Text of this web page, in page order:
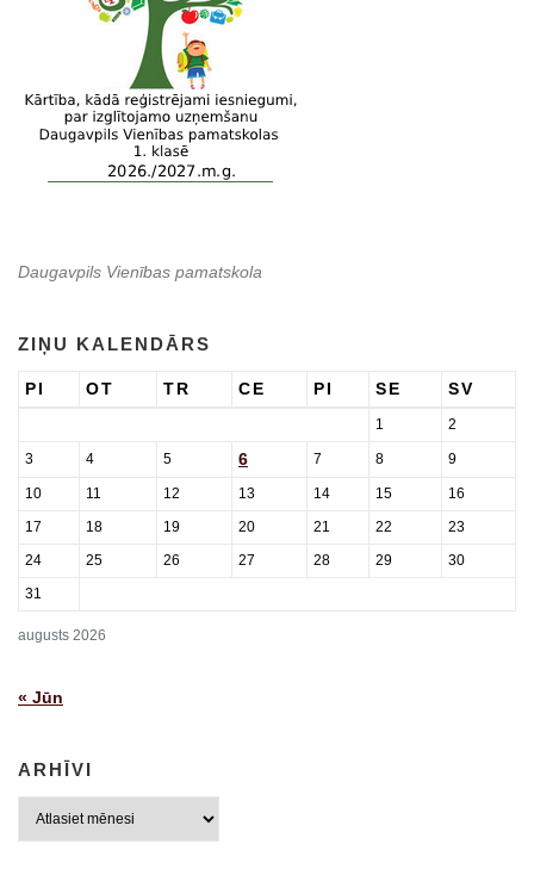
Daugavpils Vienības pamatskola
ZIŅU KALENDĀRS
augusts 2026
PI OT TR CE PI SE SV
1 2
3 4 5 6 7 8 9
10 11 12 13 14 15
16
17
18 19 20 21 22
23
24
25 26 27 28 29
30
31
« Jūn
ARHĪVI